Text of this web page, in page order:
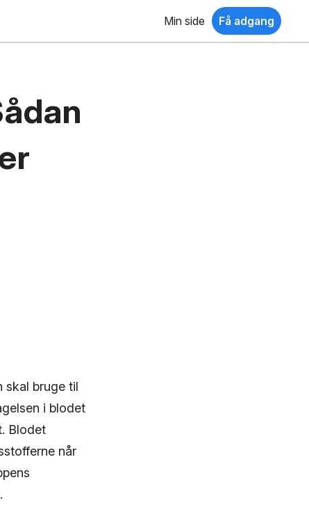
Min side Få adgang
skal bruge til
i blodet
Blodet
når